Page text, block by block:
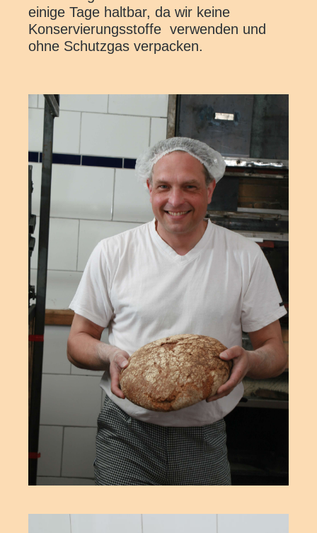
einige Tage haltbar, da wir keine
Konservierungsstoffe verwenden und
ohne Schutzgas verpacken.